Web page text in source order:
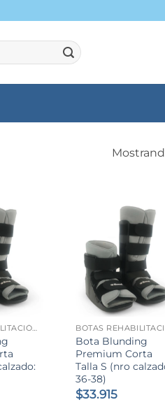
BOTAS REHABILITACIÓN
Bota Blunding
Premium Corta
Talla S (nro
36-38)
$33.915